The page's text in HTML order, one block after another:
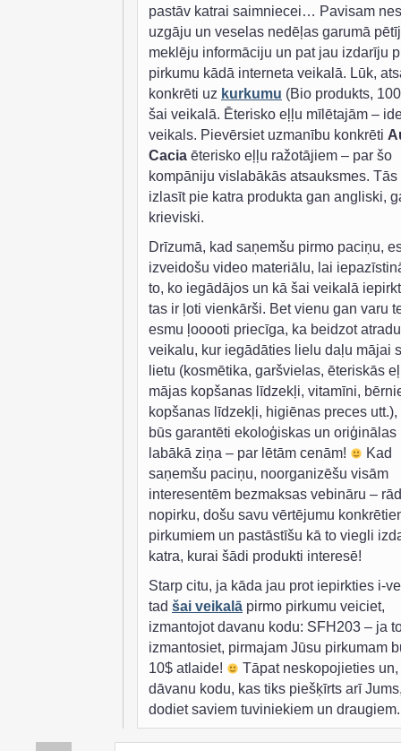
pastāv katrai saimniecei… Pavisam
uzgāju un veselas nedēļas garumā
meklēju informāciju un pat jau izdarīju
pirkumu kādā interneta veikalā. Lūk,
konkrēti uz kurkumu (Bio produkts,
šai veikalā. Ēterisko eļļu mīlētajām –
veikals. Pievērsiet uzmanību konkrēti
Cacia ēterisko eļļu ražotājiem – par šo
kompāniju vislabākās atsauksmes. Tās
izlasīt pie katra produkta gan angliski,
krieviski.
Drīzumā, kad saņemšu pirmo paciņu,
izveidošu video materiālu, lai
to, ko iegādājos un kā šai veikalā
tas ir ļoti vienkārši. Bet vienu gan varu
esmu ļooooti priecīga, ka beidzot atradu
veikalu, kur iegādāties lielu daļu mājai
lietu (kosmētika, garšvielas, ēteriskās
mājas kopšanas līdzekļi, vitamīni,
kopšanas līdzekļi, higiēnas preces utt.),
būs garantēti ekoloģiskas un oriģinālas
labākā ziņa – par lētām cenām!
Kad
saņemšu paciņu, noorganizēšu visām
interesentēm bezmaksas vebināru –
nopirku, došu savu vērtējumu
pirkumiem un pastāstīšu kā to viegli
katra, kurai šādi produkti interesē!
Starp citu, ja kāda jau prot iepirkties i-
tad šai veikalā pirmo pirkumu veiciet,
izmantojot davanu kodu: SFH203 – ja
izmantosiet, pirmajam Jūsu pirkumam
10$ atlaide!
Tāpat neskopojieties un,
dāvanu kodu, kas tiks piešķīrts arī
dodiet saviem tuviniekiem un draugiem.